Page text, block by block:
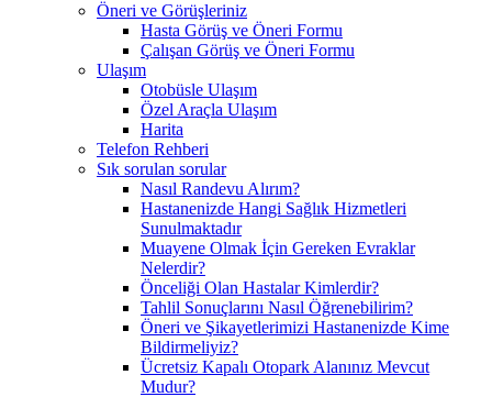
Öneri ve Görüşleriniz
Hasta Görüş ve Öneri Formu
Çalışan Görüş ve Öneri Formu
Ulaşım
Otobüsle Ulaşım
Özel Araçla Ulaşım
Harita
Telefon Rehberi
Sık sorulan sorular
Nasıl Randevu Alırım?
Hastanenizde Hangi Sağlık Hizmetleri
Sunulmaktadır
Muayene Olmak İçin Gereken Evraklar
Nelerdir?
Önceliği Olan Hastalar Kimlerdir?
Tahlil Sonuçlarını Nasıl Öğrenebilirim?
Öneri ve Şikayetlerimizi Hastanenizde Kime
Bildirmeliyiz?
Ücretsiz Kapalı Otopark Alanınız Mevcut
Mudur?